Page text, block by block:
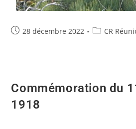
28 décembre 2022 CR
Commémoration du
1918